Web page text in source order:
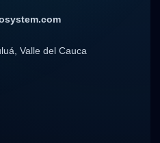
Valle del Cauca